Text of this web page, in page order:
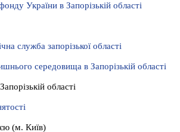
України в Запорізькій області
служба запорізької області
середовища в Запорізькій області
області
(м. Київ)